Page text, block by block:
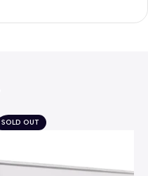
SOLD OUT